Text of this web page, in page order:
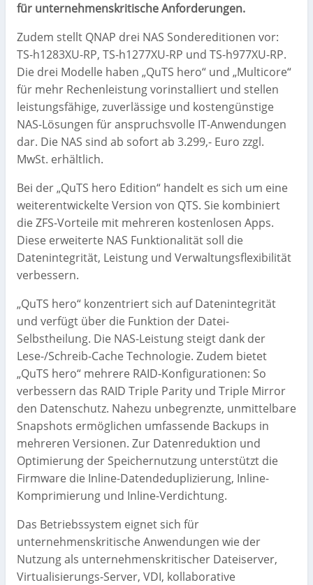
für unternehmenskritische Anforderungen.
Zudem stellt QNAP drei NAS Sondereditionen vor:
TS-h1283XU-RP, TS-h1277XU-RP und TS-h977XU-RP.
Die drei Modelle haben „QuTS hero“ und „Multicore“
für mehr Rechenleistung vorinstalliert und stellen
leistungsfähige, zuverlässige und kostengünstige
NAS-Lösungen für anspruchsvolle IT-Anwendungen
dar. Die NAS sind ab sofort ab 3.299,- Euro zzgl.
MwSt. erhältlich.
Bei der „QuTS hero Edition“ handelt es sich um eine
weiterentwickelte Version von QTS. Sie kombiniert
die ZFS-Vorteile mit mehreren kostenlosen Apps.
Diese erweiterte NAS Funktionalität soll die
Datenintegrität, Leistung und Verwaltungsflexibilität
verbessern.
„QuTS hero“ konzentriert sich auf Datenintegrität
und verfügt über die Funktion der Datei-
Selbstheilung. Die NAS-Leistung steigt dank der
Lese-/Schreib-Cache Technologie. Zudem bietet
„QuTS hero“ mehrere RAID-Konfigurationen: So
verbessern das RAID Triple Parity und Triple Mirror
den Datenschutz. Nahezu unbegrenzte, unmittelbare
Snapshots ermöglichen umfassende Backups in
mehreren Versionen. Zur Datenreduktion und
Optimierung der Speichernutzung unterstützt die
Firmware die Inline-Datendeduplizierung, Inline-
Komprimierung und Inline-Verdichtung.
Das Betriebssystem eignet sich für
unternehmenskritische Anwendungen wie der
Nutzung als unternehmenskritischer Dateiserver,
Virtualisierungs-Server, VDI, kollaborative